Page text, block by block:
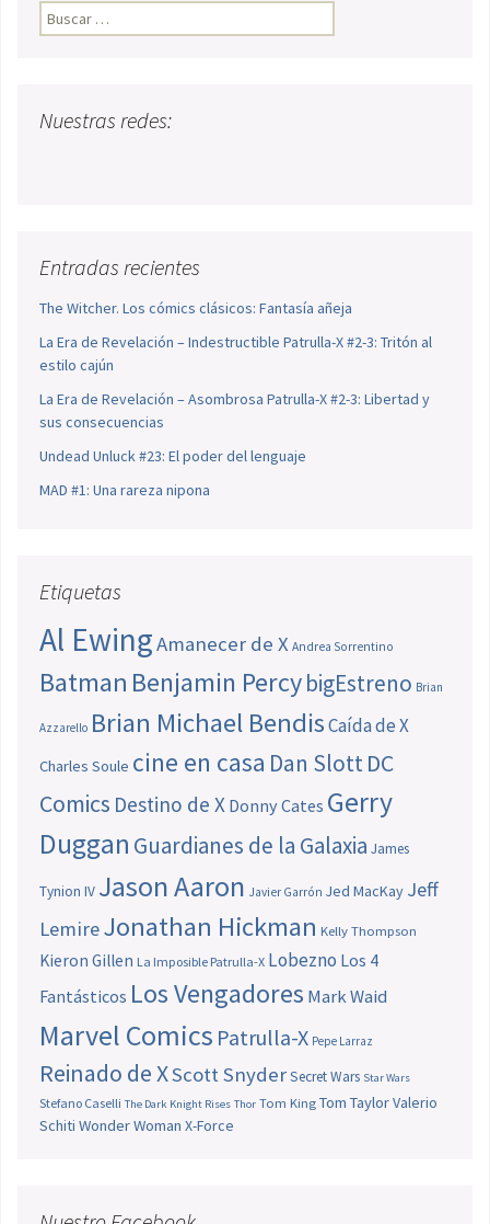
Buscar:
Nuestras redes:
Entradas recientes
The Witcher. Los cómics clásicos: Fantasía añeja
La Era de Revelación – Indestructible Patrulla-X #2-3: Tritón al
estilo cajún
La Era de Revelación – Asombrosa Patrulla-X #2-3: Libertad y
sus consecuencias
Undead Unluck #23: El poder del lenguaje
MAD #1: Una rareza nipona
Etiquetas
Al EwingAmanecer de X Andrea Sorrentino
Batman Benjamin PercybigEstreno Brian
Azzarello Brian Michael BendisCaída de X
Charles Soule cine en casa Dan SlottDC
Comics Destino de X Donny Cates Gerry
Duggan Guardianes de la Galaxia James
Tynion IV Jason Aaron Javier Garrón Jed MacKay Jeff
LemireJonathan Hickman Kelly Thompson
Kieron Gillen La Imposible Patrulla-X Lobezno Los 4
Fantásticos Los Vengadores Mark Waid
Marvel Comics Patrulla-X Pepe Larraz
Reinado de XScott SnyderSecret Wars Star Wars
Stefano Caselli The Dark Knight Rises Thor Tom King Tom TaylorValerio
Schiti Wonder Woman X-Force